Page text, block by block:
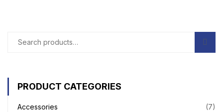
PRODUCT CATEGORIES
Accessories
(7)